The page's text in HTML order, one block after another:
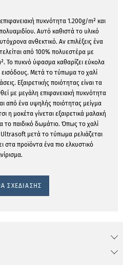
πυκνότητα 1.200g/m² και
Αυτό καθιστά το υλικό
ανθεκτικό. Αν επιλέξεις ένα
από 100% πολυεστέρα με
Το πυκνό ύφασμα καθαρίζει εύκολα
εισόδους. Μετά το τύπωμα το χαλί
Εξαιρετικής ποιότητας είναι τα
με μεγάλη επιφανειακή πυκνότητα
από ένα υψηλής ποιότητας μείγμα
η μοκέτα γίνεται εξαιρετικά μαλακή
το παιδικό δωμάτιο. Όπως το χαλί
μετά το τύπωμα ρελιάζεται
στα προϊόντα ένα πιο ελκυστικό
ΣΧΕΔΙΑΣΗΣ